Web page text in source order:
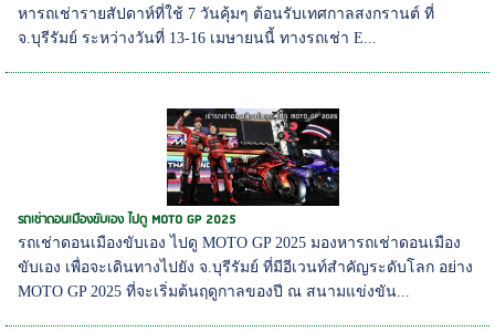
หารถเช่ารายสัปดาห์ที่ใช้ 7 วันคุ้มๆ ต้อนรับเทศกาลสงกรานต์ ที่
จ.บุรีรัมย์ ระหว่างวันที่ 13-16 เมษายนนี้ ทางรถเช่า E...
รถเช่าดอนเมืองขับเอง ไปดู MOTO GP 2025
รถเช่าดอนเมืองขับเอง ไปดู MOTO GP 2025 มองหารถเช่าดอนเมือง
ขับเอง เพื่อจะเดินทางไปยัง จ.บุรีรัมย์ ที่มีอีเวนท์สำคัญระดับโลก อย่าง
MOTO GP 2025 ที่จะเริ่มต้นฤดูกาลของปี ณ สนามแข่งขัน...